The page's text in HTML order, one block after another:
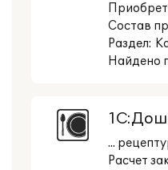
Состав
Раздел:
Найдено
...
Расчет